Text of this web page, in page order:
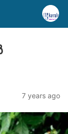
7 years ago